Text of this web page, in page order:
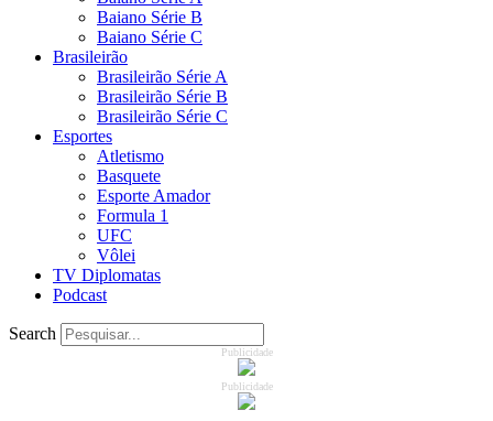
Baiano Série B
Baiano Série C
Brasileirão
Brasileirão Série A
Brasileirão Série B
Brasileirão Série C
Esportes
Atletismo
Basquete
Esporte Amador
Formula 1
UFC
Vôlei
TV Diplomatas
Podcast
Search
Publicidade
Publicidade